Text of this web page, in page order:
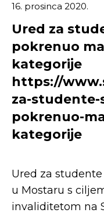
16. prosinca 2020.
Ured za
pokrenuo
kategorije
https://
za-
pokrenuo-
kategorije
Ured za
u Mostaru s
invaliditetom na